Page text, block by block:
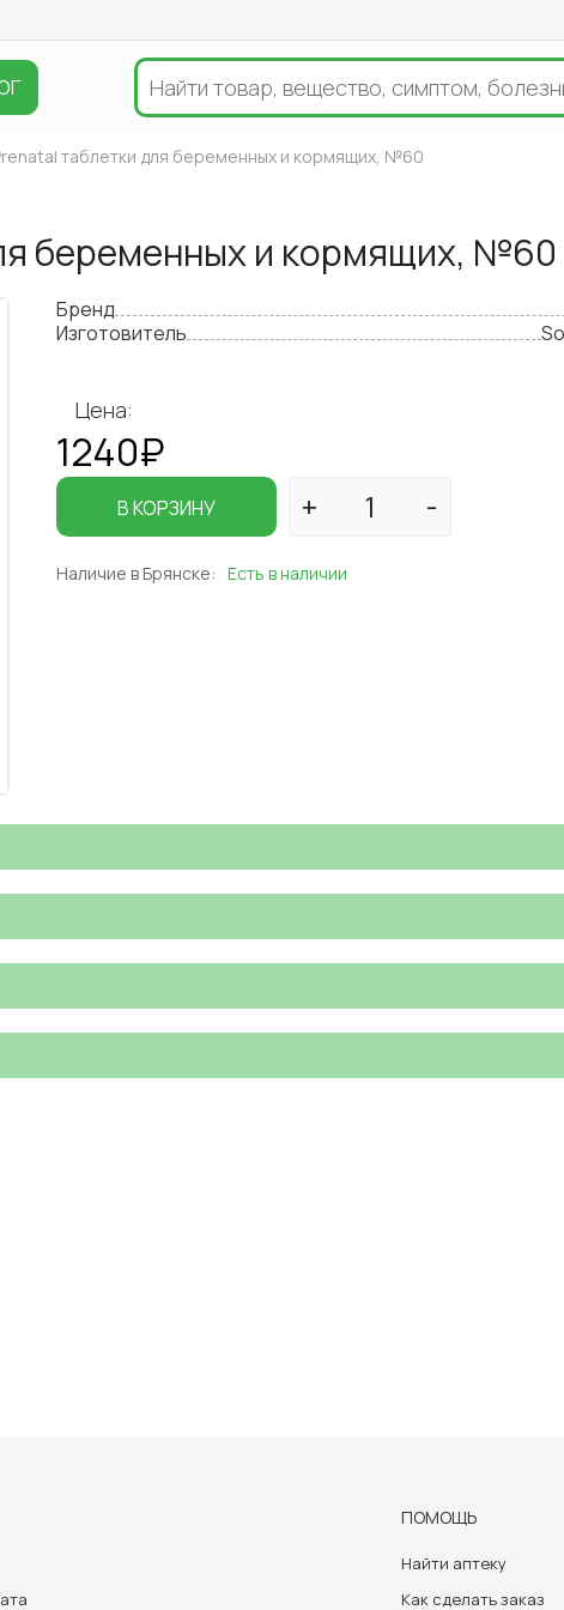
таблетки для беременных и кормящих, №60
беременных и кормящих, №60
Бренд
Изготовитель
Цена:
1240₽
В КОРЗИНУ
Наличие в Брянске: Есть в наличии
ПОМОЩЬ
Найти аптеку
Как сделать заказ